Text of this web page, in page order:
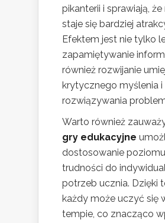
pikanterii i sprawiają, że
staje się bardziej
Efektem jest nie tylko
zapamiętywanie
również rozwijanie
krytycznego myślenia i
rozwiązywania
Warto również
gry edukacyjne
dostosowanie poziomu
trudności do
potrzeb ucznia. Dzięki
każdy może uczyć się
tempie, co znacząco